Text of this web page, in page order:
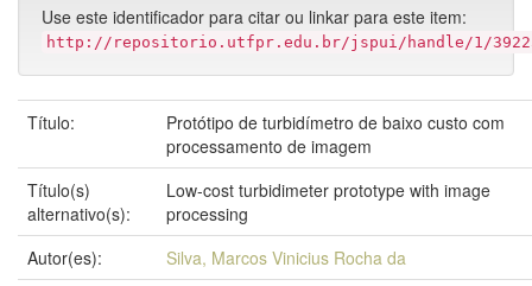
Use este identificador para citar ou linkar para este item:
http://repositorio.utfpr.edu.br/jspui/handle/1/
Título:
Protótipo de turbidímetro de baixo custo com
processamento de imagem
Título(s)
alternativo(s):
Low-cost turbidimeter prototype with image
processing
Autor(es):
Silva, Marcos Vinicius Rocha da